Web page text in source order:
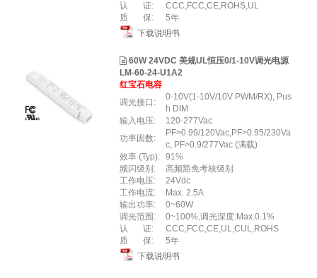
认 证:
CCC,FCC,CE,ROHS,UL
质 保:
5年
下载说明书
60W 24VDC 美规UL恒压0/1-10V调光电源
LM-60-24-U1A2
红宝石电容
调光接口:
0-10V(1-10V/10V PWM/RX), Pus
h DIM
输入电压:
120-277Vac
功率因数:
PF>0.99/120Vac,PF>0.95/230Va
c, PF>0.9/277Vac (满载)
效率 (Typ): 91%
频闪级别:
高频豁免考核级别
工作电压:
24Vdc
工作电流:
Max. 2.5A
输出功率:
0~60W
调光范围:
0~100%,调光深度:Max.0.1%
认 证:
CCC,FCC,CE,UL,CUL,ROHS
质 保:
5年
下载说明书